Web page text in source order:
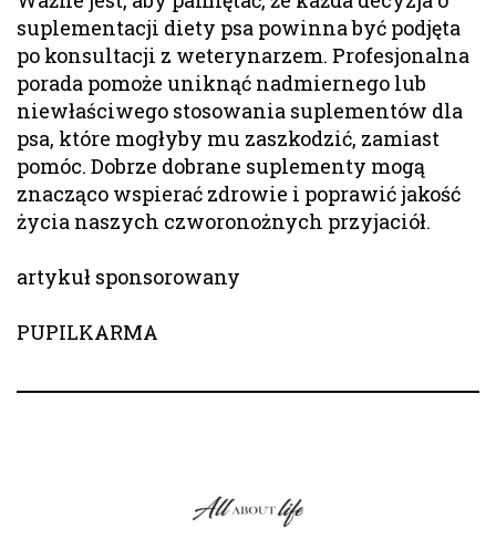
suplementacji diety psa powinna być podjęta
po konsultacji z weterynarzem. Profesjonalna
porada pomoże uniknąć nadmiernego lub
niewłaściwego stosowania suplementów dla
psa, które mogłyby mu zaszkodzić, zamiast
pomóc. Dobrze dobrane suplementy mogą
znacząco wspierać zdrowie i poprawić jakość
życia naszych czworonożnych przyjaciół.
artykuł sponsorowany
PUPILKARMA